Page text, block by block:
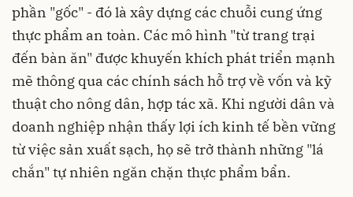
phần "gốc" - đó là xây dựng các chuỗi cung ứng
thực phẩm an toàn. Các mô hình "từ trang trại
đến bàn ăn" được khuyến khích phát triển mạnh
mẽ thông qua các chính sách hỗ trợ về vốn và kỹ
thuật cho nông dân, hợp tác xã. Khi người dân và
doanh nghiệp nhận thấy lợi ích kinh tế bền vững
từ việc sản xuất sạch, họ sẽ trở thành những "lá
chắn" tự nhiên ngăn chặn thực phẩm bẩn.